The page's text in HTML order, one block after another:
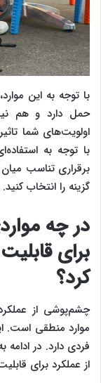
با توجه به این
حمل دارد و هم
اولویت‌های شما
با توجه به
برقراری تناسب
گزینه را انتخاب کنید.
در چه
برای
کرد؟
چشم‌پوشی از
موارد منطقی است.
فردی دارد. در
از عملکرد برای